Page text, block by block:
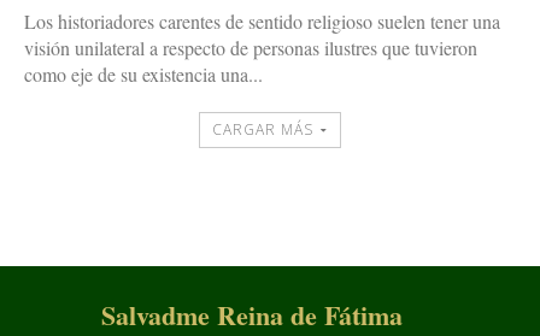
Los historiadores carentes de sentido religioso suelen tener una
visión unilateral a respecto de personas ilustres que tuvieron
como eje de su existencia una...
CARGAR MÁS
Salvadme Reina de Fátima